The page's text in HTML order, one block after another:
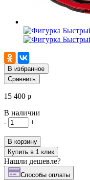
В избранное
Сравнить
15 400 р
В наличии
-
+
В корзину
Купить в 1 клик
Нашли дешевле?
Cпособы оплаты